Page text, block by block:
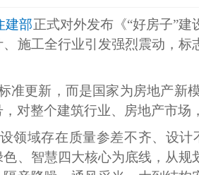
建部正式对外发布《“好房子”
施工全行业引发强烈震动，
准更新，而是国家为房地产新
对整个建筑行业、房地产市场
领域存在质量参差不齐、设
、智慧四大核心为底线，从